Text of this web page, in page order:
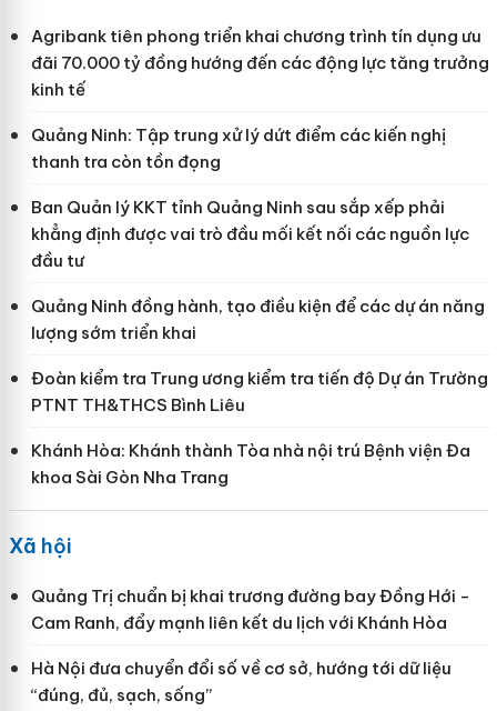
Agribank tiên phong triển khai chương trình tín dụng ưu
đãi 70.000 tỷ đồng hướng đến các động lực tăng trưởng
kinh tế
Quảng Ninh: Tập trung xử lý dứt điểm các kiến nghị
thanh tra còn tồn đọng
Ban Quản lý KKT tỉnh Quảng Ninh sau sắp xếp phải
khẳng định được vai trò đầu mối kết nối các nguồn lực
đầu tư
Quảng Ninh đồng hành, tạo điều kiện để các dự án năng
lượng sớm triển khai
Đoàn kiểm tra Trung ương kiểm tra tiến độ Dự án Trường
PTNT TH&THCS Bình Liêu
Khánh Hòa: Khánh thành Tòa nhà nội trú Bệnh viện Đa
khoa Sài Gòn Nha Trang
Xã hội
Quảng Trị chuẩn bị khai trương đường bay Đồng Hới -
Cam Ranh, đẩy mạnh liên kết du lịch với Khánh Hòa
Hà Nội đưa chuyển đổi số về cơ sở, hướng tới dữ liệu
“đúng, đủ, sạch, sống”